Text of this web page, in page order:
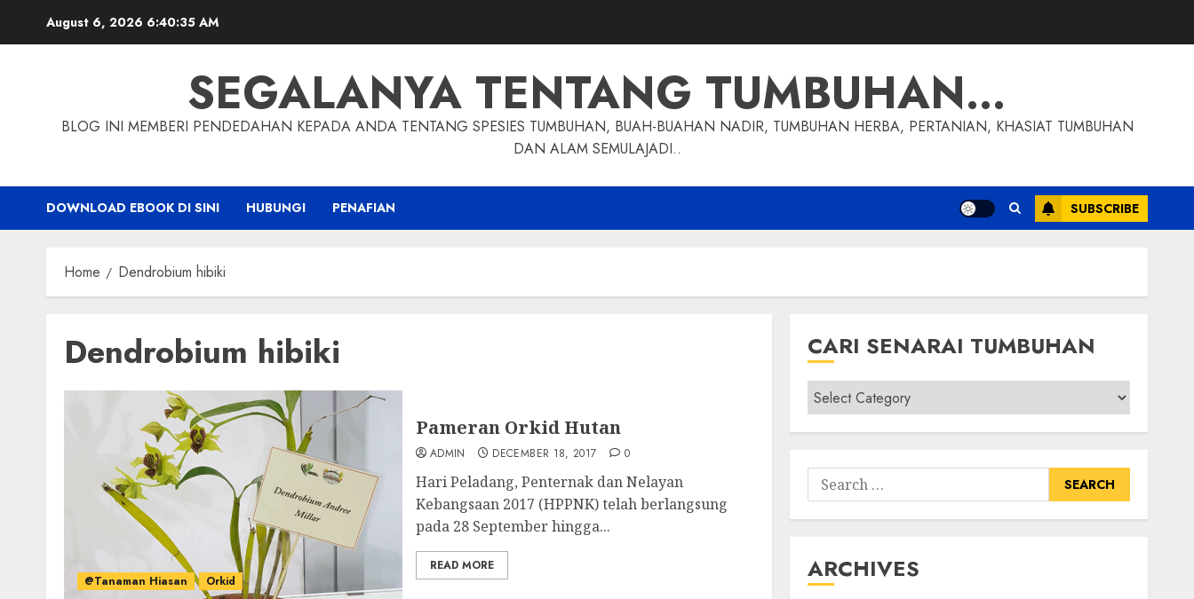
August 6, 2026 6:40:35 AM
SEGALANYA TENTANG TUMBUHAN…
BLOG INI MEMBERI PENDEDAHAN KEPADA ANDA TENTANG SPESIES TUMBUHAN, BUAH-BUAHAN NADIR, TUMBUHAN HERBA, PERTANIAN, KHASIAT TUMBUHAN
DAN ALAM SEMULAJADI..
DOWNLOAD EBOOK DI SINI HUBUNGI PENAFIAN SUBSCRIBE
Home Dendrobium hibiki
Dendrobium hibiki
@Tanaman Hiasan Orkid
Pameran Orkid Hutan
ADMIN DECEMBER 18, 2017 0
Hari Peladang, Penternak dan Nelayan
Kebangsaan 2017 (HPPNK) telah berlangsung
pada 28 September hingga...
READ MORE
CARI SENARAI TUMBUHAN
Cari
Senarai
Tumbuhan
Search
for:
ARCHIVES